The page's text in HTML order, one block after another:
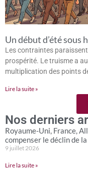
Un début d’été sous
Les contraintes
prospérité. Le truisme a
multiplication des points
Lire la suite »
Nos derniers
Royaume-Uni, France,
compenser le déclin de
9 juillet 2026
Lire la suite »